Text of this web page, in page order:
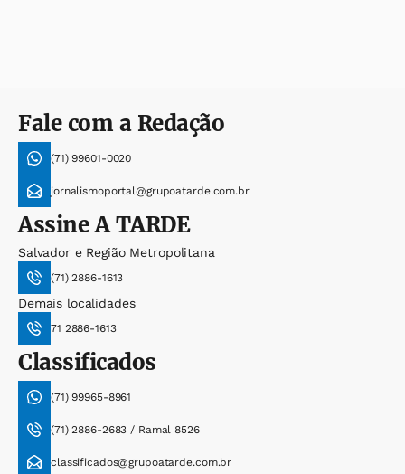
Fale com a Redação
(71) 99601-0020
jornalismoportal@grupoatarde.com.br
AssineA TARDE
Salvador e Região Metropolitana
(71) 2886-1613
Demais localidades
71 2886-1613
Classificados
(71) 99965-8961
(71) 2886-2683 / Ramal 8526
classificados@grupoatarde.com.br